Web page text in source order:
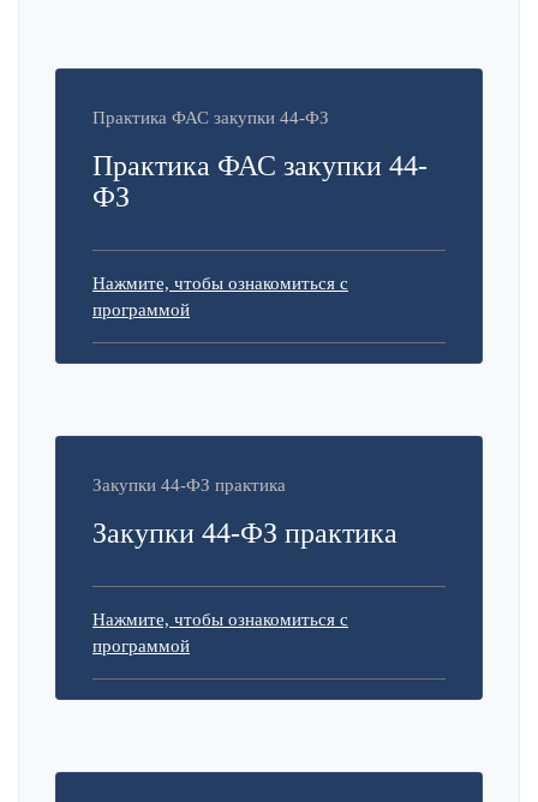
Практика ФАС закупки 44-ФЗ
Практика ФАС закупки 44-
ФЗ
Нажмите, чтобы ознакомиться с
программой
Закупки 44-ФЗ практика
Закупки 44-ФЗ практика
Нажмите, чтобы ознакомиться с
программой